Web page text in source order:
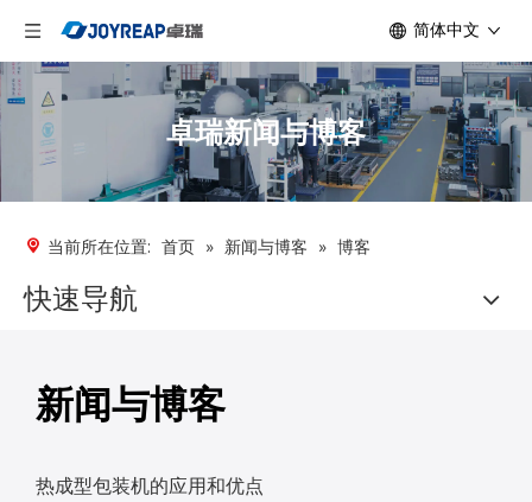
简体中文
卓瑞新闻与博客
当前所在位置: 首页 » 新闻与博客 » 博客
快速导航
新闻与博客​​​​​​​​​​​​​
热成型包装机的应用和优点